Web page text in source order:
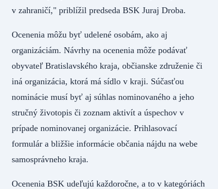
v zahraničí," priblížil predseda BSK Juraj Droba.
Ocenenia môžu byť udelené osobám, ako aj
organizáciám. Návrhy na ocenenia môže podávať
obyvateľ Bratislavského kraja, občianske združenie či
iná organizácia, ktorá má sídlo v kraji. Súčasťou
nominácie musí byť aj súhlas nominovaného a jeho
stručný životopis či zoznam aktivít a úspechov v
prípade nominovanej organizácie. Prihlasovací
formulár a bližšie informácie občania nájdu na webe
samosprávneho kraja.
Ocenenia BSK udeľujú každoročne, a to v kategóriách